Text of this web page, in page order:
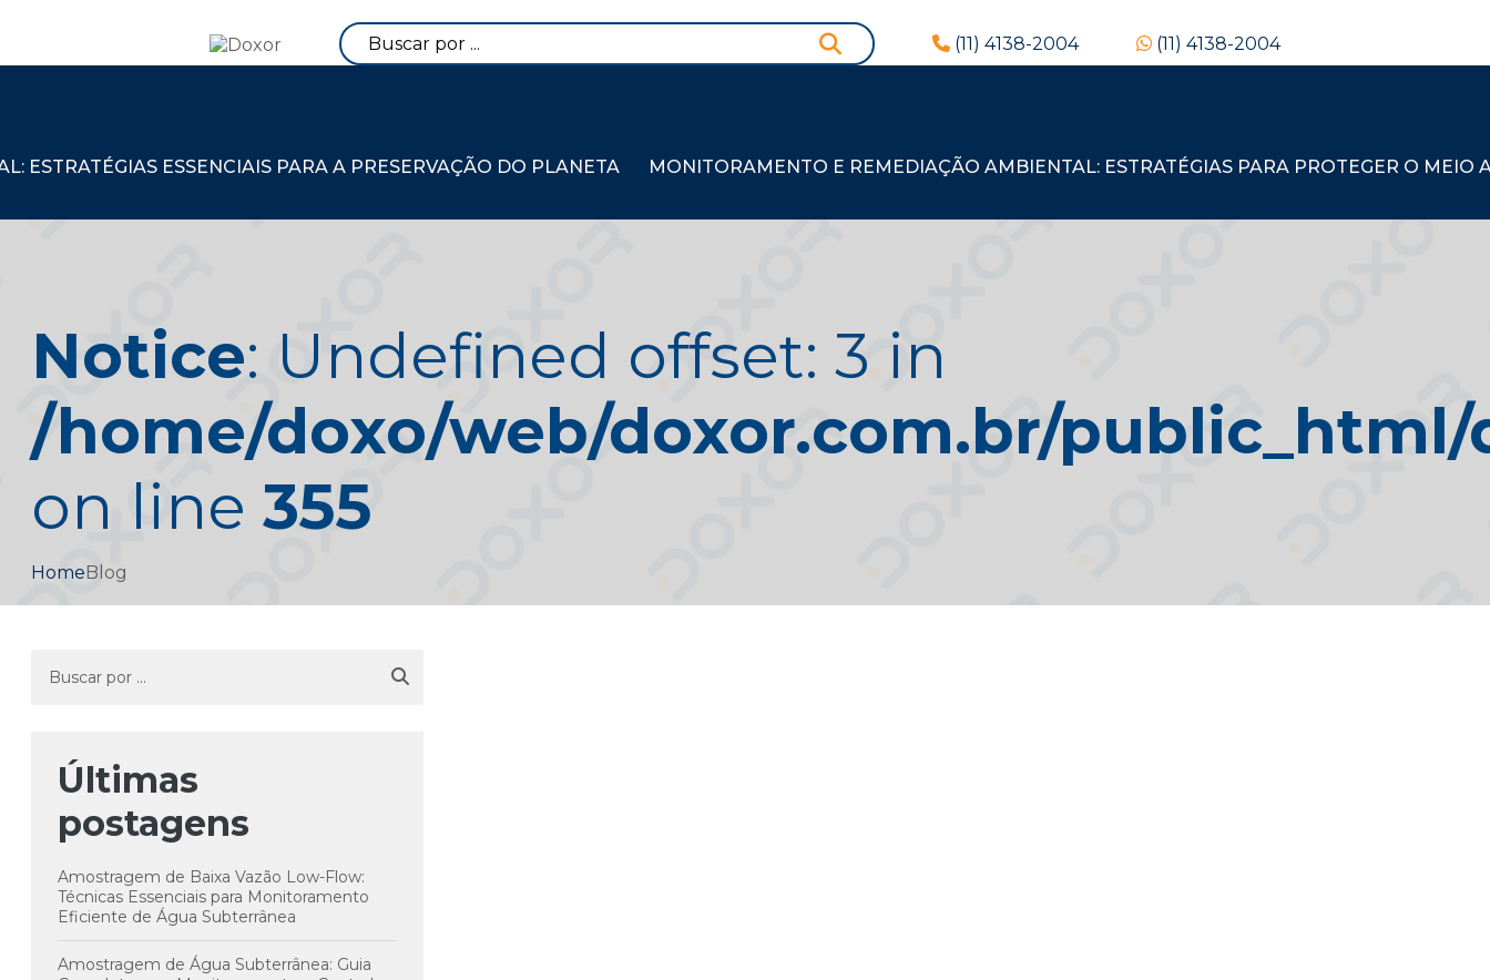
(11) 4138-2004 (11) 4138-2004
ESTRATÉGIAS ESSENCIAIS PARA A PRESERVAÇÃO DO PLANETA MONITORAMENTO E REMEDIAÇÃO AMBIENTAL: ESTRATÉGIAS PARA PROTEGER O MEIO
HomeBlog
Notice: Undefined offset: 3 in
/home/doxo/web/doxor.com.br/
on line 355
Últimas
postagens
Amostragem de Baixa Vazão Low-Flow:
Técnicas Essenciais para Monitoramento
Eficiente de Água Subterrânea
Amostragem de Água Subterrânea: Guia